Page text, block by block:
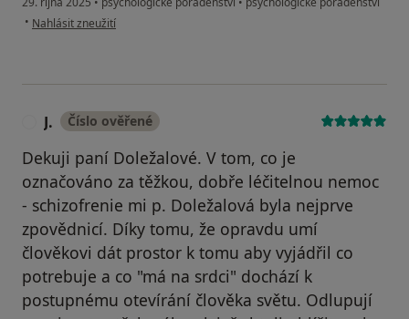
• podle názoru uživatele Marketa
Nahlásit zneužití
J. Číslo ověřené
Dekuji paní Doležalové. V tom, co je
označováno za těžkou, dobře léčitelnou nemoc
- schizofrenie mi p. Doležalová byla nejprve
zpovědnicí. Díky tomu, že opravdu umí
člověkovi dát prostor k tomu aby vyjádřil co
potrebuje a co "má na srdci" dochází k
postupnému otevírání člověka světu. Odlupují